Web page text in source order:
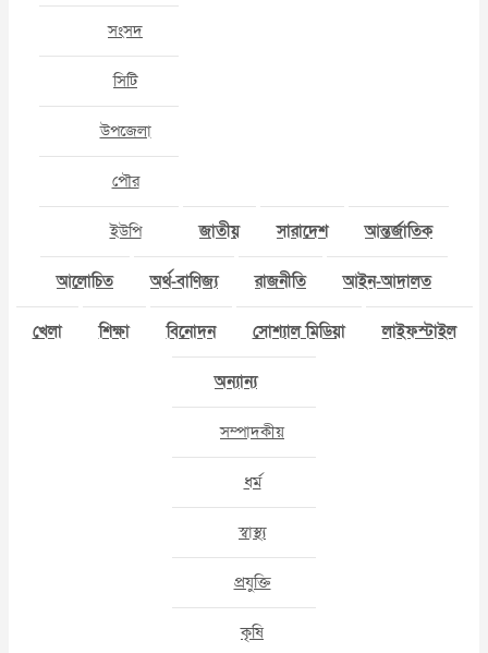
সংসদ
সিটি
উপজেলা
পৌর
ইউপি জাতীয় সারাদেশ আন্তর্জাতিক
আলোচিত অর্থ-বাণিজ্য রাজনীতি আইন-আদালত
খেলা শিক্ষা বিনোদন সোশ্যাল মিডিয়া লাইফস্টাইল
অন্যান্য
সম্পাদকীয়
ধর্ম
স্বাস্থ্য
প্রযুক্তি
কৃষি